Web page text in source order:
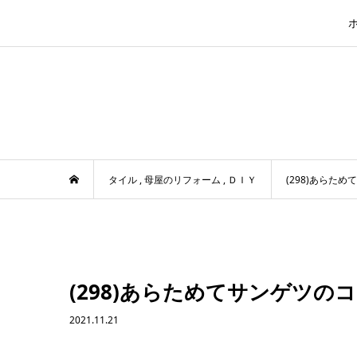
タイル ,母屋のリフォーム , ＤＩＹ (298)あらため
(298)あらためてサンゲツの
2021.11.21